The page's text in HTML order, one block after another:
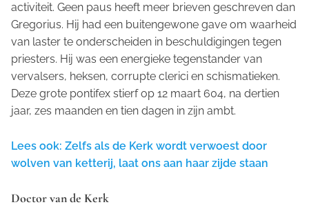
activiteit. Geen paus heeft meer brieven geschreven dan
Gregorius. Hij had een buitengewone gave om waarheid
van laster te onderscheiden in beschuldigingen tegen
priesters. Hij was een energieke tegenstander van
vervalsers, heksen, corrupte clerici en schismatieken.
Deze grote pontifex stierf op 12 maart 604, na dertien
jaar, zes maanden en tien dagen in zijn ambt.
Lees ook: Zelfs als de Kerk wordt verwoest door
wolven van ketterij, laat ons aan haar zijde staan
Doctor van de Kerk